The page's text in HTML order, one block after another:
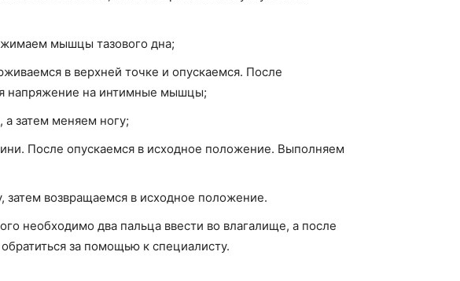
мышцы тазового дна;
в верхней точке и опускаемся. После
напряжение на интимные мышцы;
затем меняем ногу;
После опускаемся в исходное положение. Выполняем
возвращаемся в исходное положение.
необходимо два пальца ввести во влагалище, а после
за помощью к специалисту.